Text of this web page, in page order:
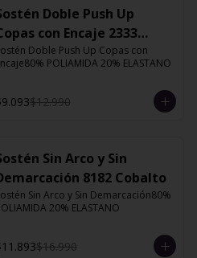
Doble Push Up
con Encaje 2333
Doble Push Up Copas con
POLIAMIDA 20% ELASTANO
$12.990
Sin Arco y Sin
Demarcación 8182 Cobalto
Sin Arco y Sin Demarcación80%
20% ELASTANO
$16.990